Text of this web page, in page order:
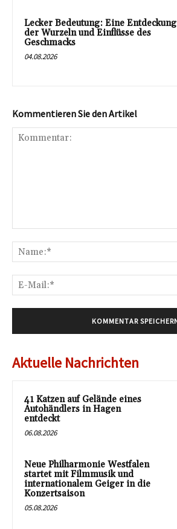
Lecker Bedeutung: Eine Entdeckung
der Wurzeln und Einflüsse des
Geschmacks
04.08.2026
Kommentieren Sie den Artikel
Aktuelle Nachrichten
41 Katzen auf Gelände eines
Autohändlers in Hagen
entdeckt
06.08.2026
Neue Philharmonie Westfalen
startet mit Filmmusik und
internationalem Geiger in die
Konzertsaison
05.08.2026